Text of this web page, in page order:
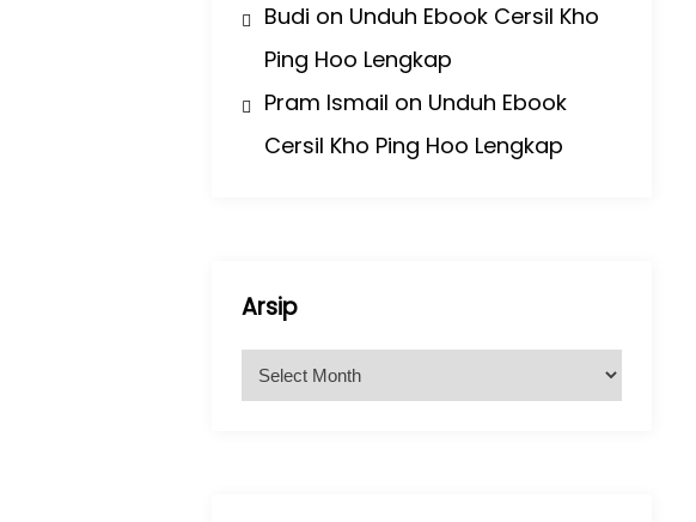
Budi on Unduh Ebook Cersil Kho
Ping Hoo Lengkap
Pram Ismail on Unduh Ebook
Cersil Kho Ping Hoo Lengkap
Arsip
r